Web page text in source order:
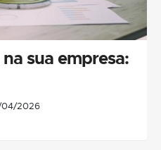
sua empresa:
04/2026